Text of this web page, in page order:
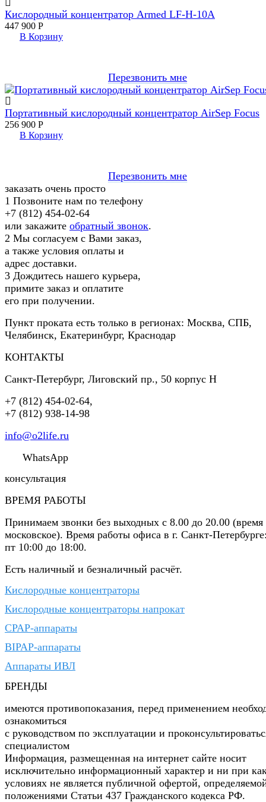
Кислородный концентратор Armed LF-H-10A
447 900 Р
В Корзину
Перезвонить мне
Портативный кислородный концентратор AirSep Focus
256 900 Р
В Корзину
Перезвонить мне
заказать очень просто
1 Позвоните нам по телефону
+7 (812) 454-02-64
или закажите обратный звонок.
2 Мы согласуем с Вами заказ,
а также условия оплаты и
адрес доставки.
3 Дождитесь нашего курьера,
примите заказ и оплатите
его при получении.
Пункт проката есть только в регионах: Москва, СПБ,
Челябинск, Екатеринбург, Краснодар
КОНТАКТЫ
Санкт-Петербург, Лиговский пр., 50 корпус Н
+7 (812) 454-02-64,
+7 (812) 938-14-98
info@o2life.ru
WhatsApp
консультация
ВРЕМЯ РАБОТЫ
Принимаем звонки без выходных с 8.00 до 20.00 (время
московское). Время работы офиса в г. Санкт-
пт 10:00 до 18:00.
Есть наличный и безналичный расчёт.
Кислородные концентраторы
Кислородные концентраторы напрокат
CPAP-аппараты
BIPAP-аппараты
Аппараты ИВЛ
БРЕНДЫ
имеются противопоказания, перед применением
ознакомиться
с руководством по эксплуатации и
специалистом
Информация, размещенная на интернет сайте носит
исключительно информационный характер и ни при
условиях не является публичной офертой,
положениями Статьи 437 Гражданского кодекса РФ.